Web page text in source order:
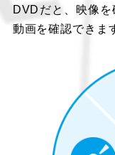
DVDだと、映像
動画を確認できま